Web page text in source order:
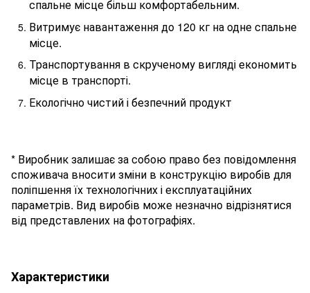
спальне місце більш комфортабельним.
Витримує навантаження до 120 кг на одне спальне
місце.
Транспортування в скрученому вигляді економить
місце в транспорті.
Екологічно чистий і безпечний продукт
* Виробник залишає за собою право без повідомлення
споживача вносити зміни в конструкцію виробів для
поліпшення їх технологічних і експлуатаційних
параметрів. Вид виробів може незначно відрізнятися
від представлених на фотографіях.
Характеристики